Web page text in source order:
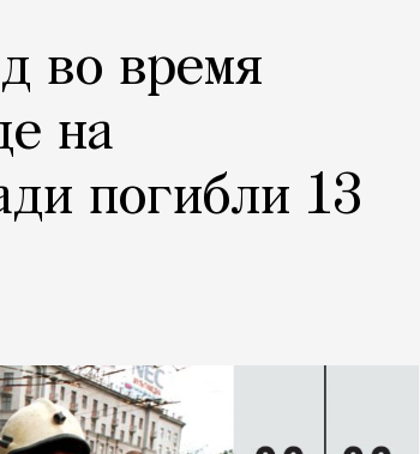
во время
на
погибли 13